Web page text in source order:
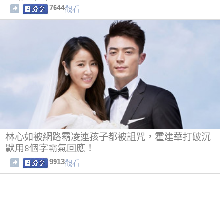
全世界網友！
7644觀看
林心如被網路霸凌連孩子都被詛咒，霍建華打破沉
默用8個字霸氣回應！
9913觀看